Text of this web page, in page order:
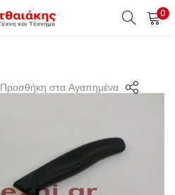
0
Προσθήκη στα Αγαπημένα